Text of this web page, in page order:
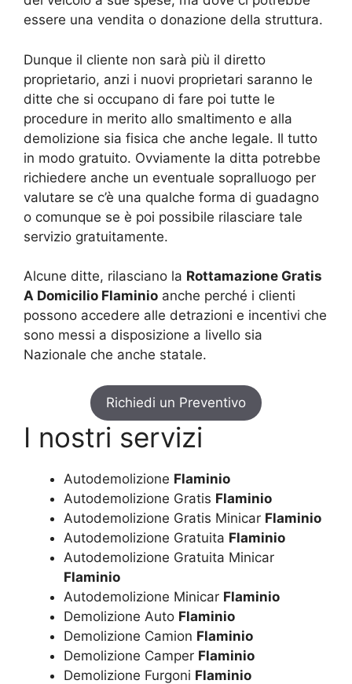
essere una vendita o donazione della struttura.
Dunque il cliente non sarà più il diretto
proprietario, anzi i nuovi proprietari saranno le
ditte che si occupano di fare poi tutte le
procedure in merito allo smaltimento e alla
demolizione sia fisica che anche legale. Il tutto
in modo gratuito. Ovviamente la ditta potrebbe
richiedere anche un eventuale sopralluogo per
valutare se c’è una qualche forma di guadagno
o comunque se è poi possibile rilasciare tale
servizio gratuitamente.
Alcune ditte, rilasciano la Rottamazione Gratis
A Domicilio Flaminio anche perché i clienti
possono accedere alle detrazioni e incentivi che
sono messi a disposizione a livello sia
Nazionale che anche statale.
Richiedi un Preventivo
I nostri servizi
Autodemolizione Flaminio
Autodemolizione Gratis Flaminio
Autodemolizione Gratis Minicar Flaminio
Autodemolizione Gratuita Flaminio
Autodemolizione Gratuita Minicar
Flaminio
Autodemolizione Minicar Flaminio
Demolizione Auto Flaminio
Demolizione Camion Flaminio
Demolizione Camper Flaminio
Demolizione Furgoni Flaminio